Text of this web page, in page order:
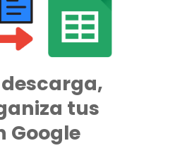
descarga,
tus
Google